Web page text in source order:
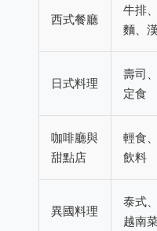
西式餐廳
牛排
麵、
日式料理
壽司
定食
咖啡廳與
甜點店
輕食
飲料
異國料理
泰式
越南